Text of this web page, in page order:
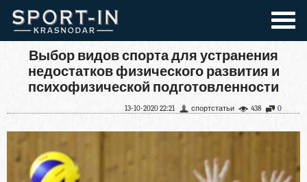
Выбор видов спорта для устранения
недостатков физического развития и
психофизической подготовленности
0
438
спортстатьи
13-10-2020 22:21